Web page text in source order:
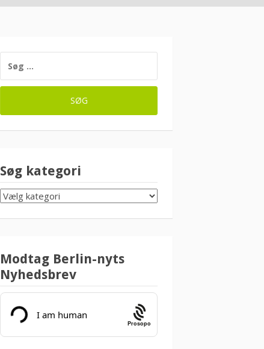
EFTER:
Søg kategori
SØG
KATEGORI
Modtag Berlin-nyts
Nyhedsbrev
Prosopo